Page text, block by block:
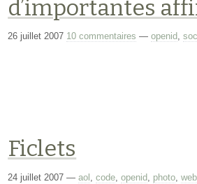
d’importantes
26 juillet 2007 10 commentaires —openid,
Ficlets
24 juillet 2007—aol ,code,openid, photo,web